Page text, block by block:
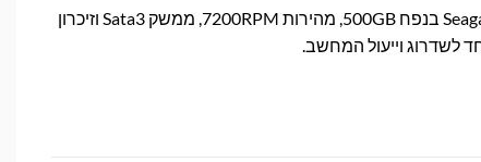
כונן קשיח Seagate ST500DM002 בנפח 500GB, מהירות 7200RPM, ממשק Sata3 וזיכרון